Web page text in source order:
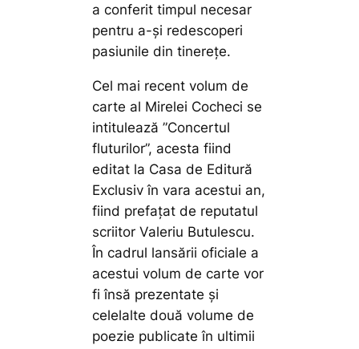
a conferit timpul necesar
pentru a-și redescoperi
pasiunile din tinerețe.
Cel mai recent volum de
carte al Mirelei Cocheci se
intitulează ”Concertul
fluturilor”, acesta fiind
editat la Casa de Editură
Exclusiv în vara acestui an,
fiind prefațat de reputatul
scriitor Valeriu Butulescu.
În cadrul lansării oficiale a
acestui volum de carte vor
fi însă prezentate și
celelalte două volume de
poezie publicate în ultimii